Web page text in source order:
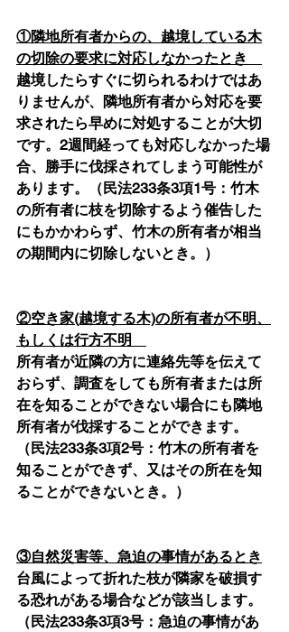
①隣地所有者からの、越境している木
の切除の要求に対応しなかったとき
越境したらすぐに切られるわけではあ
りませんが、隣地所有者から対応を要
求されたら早めに対処することが大切
です。2週間経っても対応しなかった場
合、勝手に伐採されてしまう可能性が
あります。（民法233条3項1号：竹木
の所有者に枝を切除するよう催告した
にもかかわらず、竹木の所有者が相当
の期間内に切除しないとき。）
②空き家(越境する木)の所有者が不明、
もしくは行方不明
所有者が近隣の方に連絡先等を伝えて
おらず、調査をしても所有者または所
在を知ることができない場合にも隣地
所有者が伐採することができます。
（民法233条3項2号：竹木の所有者を
知ることができず、又はその所在を知
ることができないとき。）
③自然災害等、急迫の事情があるとき
台風によって折れた枝が隣家を破損す
る恐れがある場合などが該当します。
（民法233条3項3号：急迫の事情があ